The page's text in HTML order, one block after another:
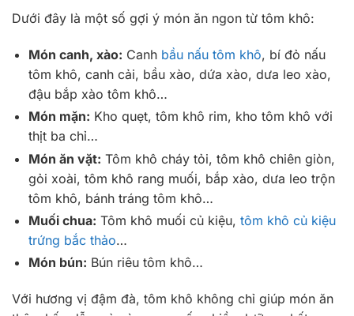
Dưới đây là một số gợi ý món ăn ngon từ tôm khô:
Món canh, xào: Canh bầu nấu tôm khô, bí đỏ nấu
tôm khô, canh cải, bầu xào, dứa xào, dưa leo xào,
đậu bắp xào tôm khô…
Món mặn: Kho quẹt, tôm khô rim, kho tôm khô với
thịt ba chỉ…
Món ăn vặt: Tôm khô cháy tỏi, tôm khô chiên giòn,
gỏi xoài, tôm khô rang muối, bắp xào, dưa leo trộn
tôm khô, bánh tráng tôm khô…
Muối chua: Tôm khô muối củ kiệu, tôm khô củ kiệu
trứng bắc thảo…
Món bún: Bún riêu tôm khô…
Với hương vị đậm đà, tôm khô không chỉ giúp món ăn